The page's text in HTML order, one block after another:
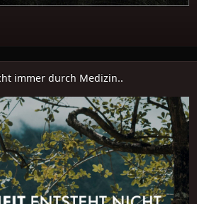
immer durch Medizin..